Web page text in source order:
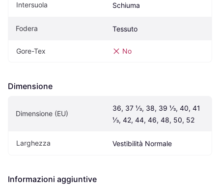
Intersuola Schiuma
Fodera Tessuto
Gore-Tex No
Dimensione
Dimensione (EU)
36, 37 ⅓, 38, 39 ⅓, 40, 41
⅓, 42, 44, 46, 48, 50, 52
Larghezza Vestibilità Normale
Informazioni aggiuntive